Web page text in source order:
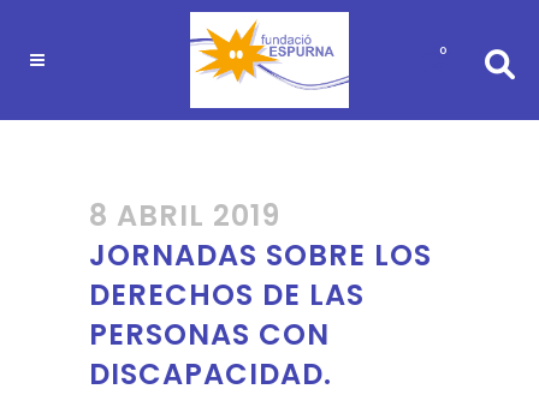
0
8 ABRIL 2019
JORNADAS SOBRE LOS
DERECHOS DE LAS
PERSONAS CON
DISCAPACIDAD.